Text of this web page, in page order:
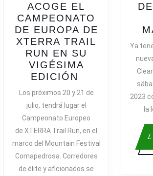
ACOGE EL
CAMPEONATO
DE EUROPA DE
XTERRA TRAIL
RUN EN SU
VIGÉSIMA
EDICIÓN
MOUNTAIN
FESTIVAL
ACOGE
EL
DE
EUROPA
Los próximos 20 y 21 de
julio, tendrá lugar el
Campeonato Europeo
de XTERRA Trail Run, en el
marco del Mountain Festival
Comapedrosa. Corredores
de élite y aficionados se
Ya
2023
la